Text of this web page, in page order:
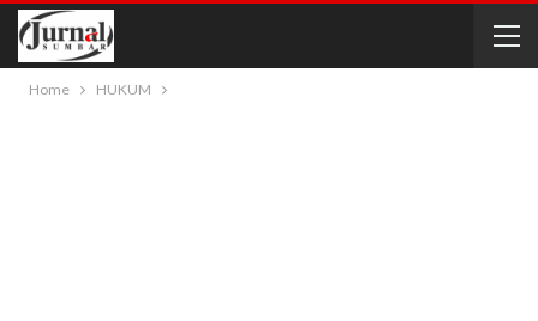
Home HUKUM